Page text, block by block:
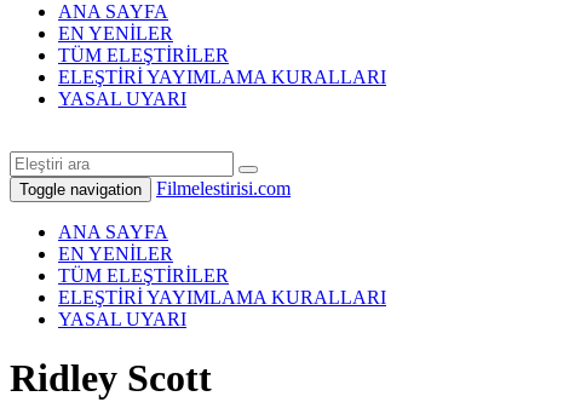
ANA SAYFA
EN YENİLER
TÜM ELEŞTİRİLER
ELEŞTİRİ YAYIMLAMA KURALLARI
YASAL UYARI
Toggle navigation Filmelestirisi.com
ANA SAYFA
EN YENİLER
TÜM ELEŞTİRİLER
ELEŞTİRİ YAYIMLAMA KURALLARI
YASAL UYARI
Ridley Scott